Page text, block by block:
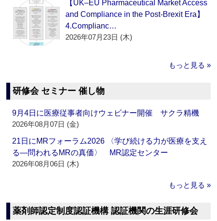
【UK–EU Pharmaceutical Market Access
and Compliance in the Post-Brexit Era】
4.Complianc…
2026年07月23日 (木)
もっと見る »
研修会 セミナー 催し物
9月4日に医療従事者向けウェビナー開催 サクラ精機
2026年08月07日 (金)
21日にMRフォーラム2026 〈学び続ける力が医療を支え
る―問われるMRの真価〉 MR認定センター
2026年08月06日 (木)
もっと見る »
薬剤師認定制度認証機構 認証機関の生涯研修会